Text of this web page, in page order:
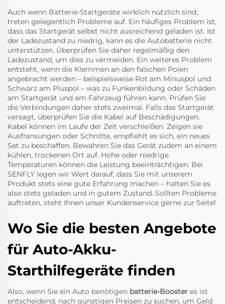
Auch wenn Batterie-Startgeräte wirklich nützlich sind,
treten gelegentlich Probleme auf. Ein häufiges Problem ist,
dass das Startgerät selbst nicht ausreichend geladen ist. Ist
der Ladezustand zu niedrig, kann es die Autobatterie nicht
unterstützen. Überprüfen Sie daher regelmäßig den
Ladezustand, um dies zu vermeiden. Ein weiteres Problem
entsteht, wenn die Klemmen an den falschen Polen
angebracht werden – beispielsweise Rot am Minuspol und
Schwarz am Pluspol – was zu Funkenbildung oder Schäden
am Startgerät und am Fahrzeug führen kann. Prüfen Sie
die Verbindungen daher stets zweimal. Falls das Startgerät
versagt, überprüfen Sie die Kabel auf Beschädigungen.
Kabel können im Laufe der Zeit verschleißen. Zeigen sie
Ausfransungen oder Schnitte, empfiehlt es sich, ein neues
Set zu beschaffen. Bewahren Sie das Gerät zudem an einem
kühlen, trockenen Ort auf. Hohe oder niedrige
Temperaturen können die Leistung beeinträchtigen. Bei
SENFLY legen wir Wert darauf, dass Sie mit unserem
Produkt stets eine gute Erfahrung machen – halten Sie es
also stets geladen und in gutem Zustand. Sollten Probleme
auftreten, steht Ihnen unser Kundenservice gerne zur Seite!
Wo Sie die besten Angebote
für Auto-Akku-
Starthilfegeräte finden
Also, wenn Sie ein Auto benötigen batterie-Booster es ist
entscheidend, nach günstigen Preisen zu suchen, um Geld